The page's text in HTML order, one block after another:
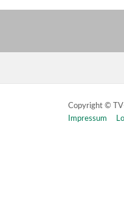
Copyright ©
Impressum